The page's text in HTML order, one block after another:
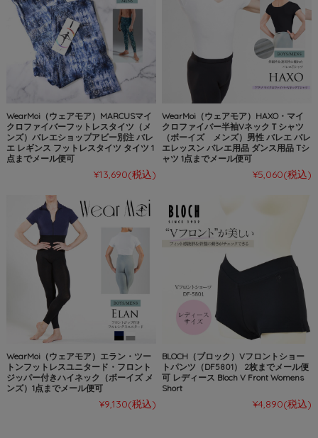
WearMoi（ウェアモア）MARCUSマイ
クロファイバーフットレスタイツ（メ
ンズ）バレエショップアビー別注 バレ
エ レギンス フットレスタイツ タイツ 1
点までメール便可
¥13,690(税込)
WearMoi（ウェアモア）HAXO・マイ
クロファイバー半袖VネックＴシャツ
（ボーイズ メンズ）男性 バレエ バレ
エレッスン バレエ用品 ダンス用品 Tシ
ャツ 1点までメール便可
¥5,060(税込)
WearMoi（ウェアモア）エラン・ツー
トンフットレスユニタード・フロント
ジッパー付きハイネック（ボーイズ メ
ンズ）1点までメール便可
¥9,130(税込)
BLOCH（ブロック）Vフロントショー
トパンツ（DF5801） 2枚までメール便
可 レディース Bloch V Front Womens
Short
¥4,890(税込)